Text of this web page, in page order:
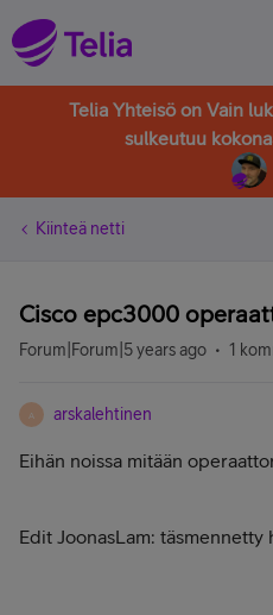
Telia Yhteisö on Vain
sulkeutuu
Kiinteä netti
Cisco epc3000
Forum|Forum|5 years ago 1
A arskalehtinen
Eihän noissa mitään
Edit JoonasLam: täsmennetty